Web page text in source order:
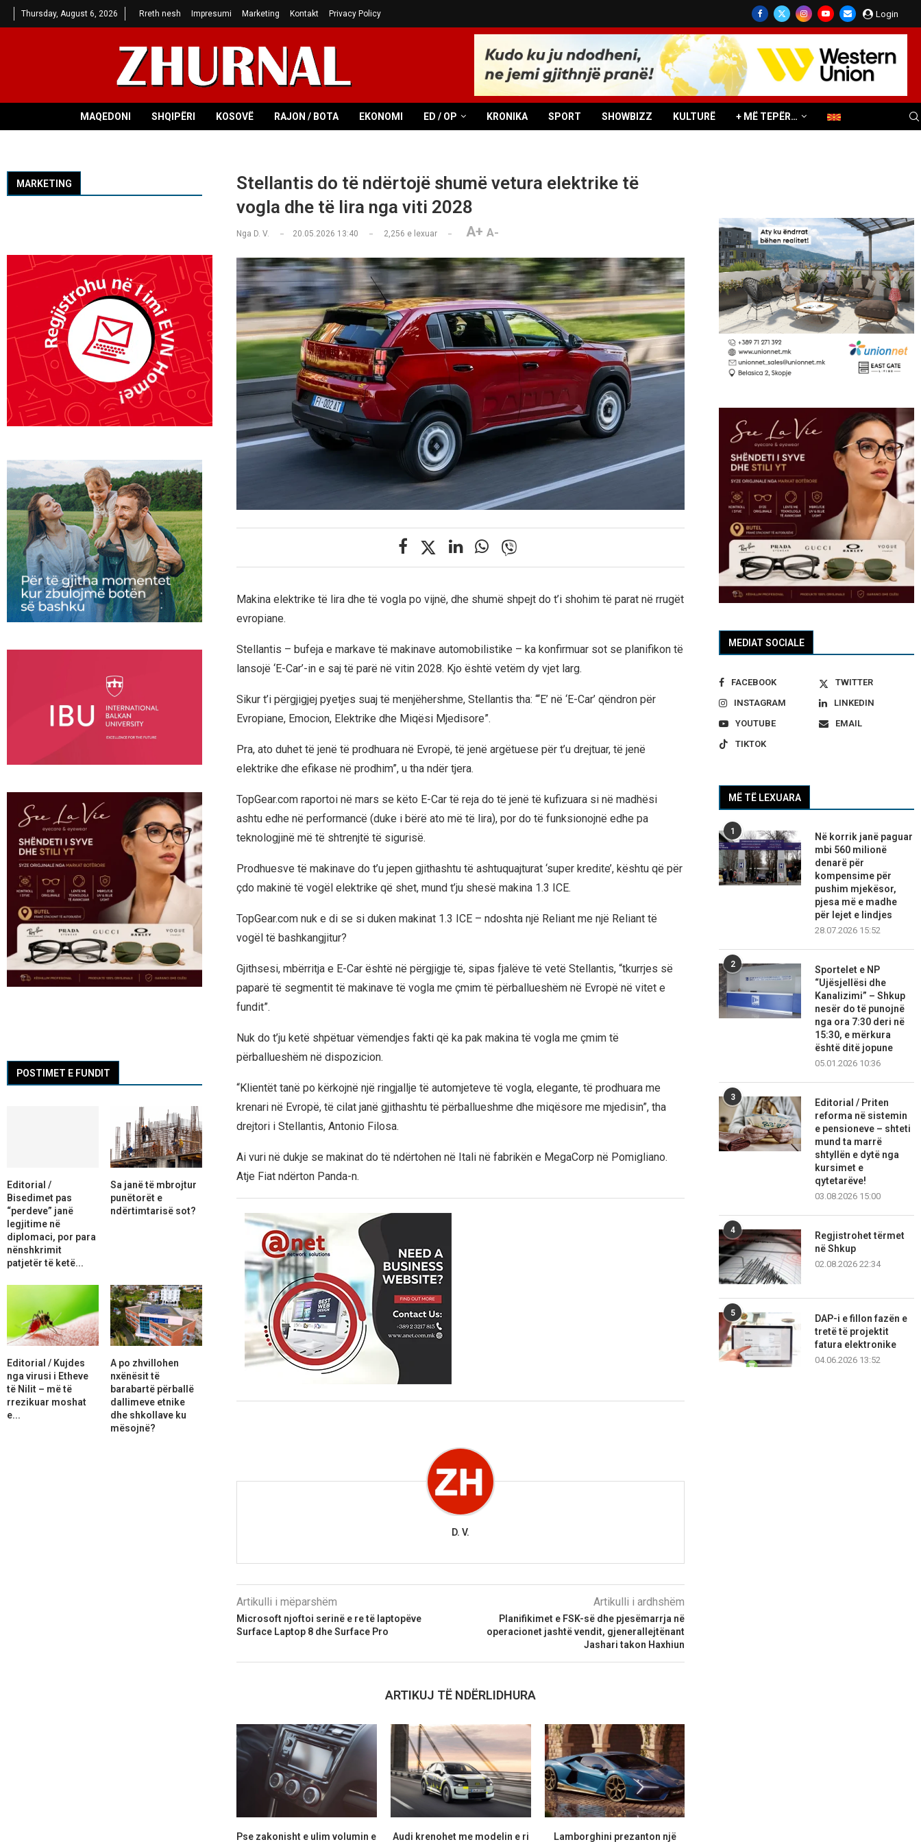
Thursday, August 6, 2026 Rreth nesh Impresumi Marketing Kontakt Privacy Policy Login
MAQEDONI SHQIPËRI KOSOVË RAJON / BOTA EKONOMI ED / OP KRONIKA SPORT SHOWBIZZ KULTURË + MË TEPËR…
Stellantis do të ndërtojë shumë vetura elektrike të
vogla dhe të lira nga viti 2028
Nga D. V. 20.05.2026 13:40 2,256 e lexuar A+ A-
Makina elektrike të lira dhe të vogla po vijnë, dhe shumë shpejt do t’i shohim të parat në rrugët
evropiane.
Stellantis – bufeja e markave të makinave automobilistike – ka konfirmuar sot se planifikon të
lansojë ‘E-Car’-in e saj të parë në vitin 2028. Kjo është vetëm dy vjet larg.
Sikur t’i përgjigjej pyetjes suaj të menjëhershme, Stellantis tha: “‘E’ në ‘E-Car’ qëndron për
Evropiane, Emocion, Elektrike dhe Miqësi Mjedisore”.
Pra, ato duhet të jenë të prodhuara në Evropë, të jenë argëtuese për t’u drejtuar, të jenë
elektrike dhe efikase në prodhim”, u tha ndër tjera.
TopGear.com raportoi në mars se këto E-Car të reja do të jenë të kufizuara si në madhësi
ashtu edhe në performancë (duke i bërë ato më të lira), por do të funksionojnë edhe pa
teknologjinë më të shtrenjtë të sigurisë.
Prodhuesve të makinave do t’u jepen gjithashtu të ashtuquajturat ‘super kredite’, kështu që për
çdo makinë të vogël elektrike që shet, mund t’ju shesë makina 1.3 ICE.
TopGear.com nuk e di se si duken makinat 1.3 ICE – ndoshta një Reliant me një Reliant të
vogël të bashkangjitur?
Gjithsesi, mbërritja e E-Car është në përgjigje të, sipas fjalëve të vetë Stellantis, “tkurrjes së
paparë të segmentit të makinave të vogla me çmim të përballueshëm në Evropë në vitet e
fundit”.
Nuk do t’ju ketë shpëtuar vëmendjes fakti që ka pak makina të vogla me çmim të
përballueshëm në dispozicion.
“Klientët tanë po kërkojnë një ringjallje të automjeteve të vogla, elegante, të prodhuara me
krenari në Evropë, të cilat janë gjithashtu të përballueshme dhe miqësore me mjedisin”, tha
drejtori i Stellantis, Antonio Filosa.
Ai vuri në dukje se makinat do të ndërtohen në Itali në fabrikën e MegaCorp në Pomigliano.
Atje Fiat ndërton Panda-n.
D. V.
Artikulli i mëparshëm
Microsoft njoftoi serinë e re të laptopëve
Surface Laptop 8 dhe Surface Pro
Artikulli i ardhshëm
Planifikimet e FSK-së dhe pjesëmarrja në
operacionet jashtë vendit, gjenerallejtënant
Jashari takon Haxhiun
ARTIKUJ TË NDËRLIDHURA
Pse zakonisht e ulim volumin e
Audi krenohet me modelin e ri
Lamborghini prezanton një
MEDIAT SOCIALE
FACEBOOK
TWITTER
INSTAGRAM
LINKEDIN
YOUTUBE
EMAIL
TIKTOK
MË TË LEXUARA
1
Në korrik janë paguar
mbi 560 milionë
denarë për
kompensime për
pushim mjekësor,
pjesa më e madhe
për lejet e lindjes
28.07.2026 15:52
2
Sportelet e NP
“Ujësjellësi dhe
Kanalizimi” – Shkup
nesër do të punojnë
nga ora 7:30 deri në
15:30, e mërkura
është ditë jopune
05.01.2026 10:36
3
Editorial / Priten
reforma në sistemin
e pensioneve – shteti
mund ta marrë
shtyllën e dytë nga
kursimet e
qytetarëve!
03.08.2026 15:00
4
Regjistrohet tërmet
në Shkup
02.08.2026 22:34
5
DAP-i e fillon fazën e
tretë të projektit
fatura elektronike
04.06.2026 13:52
MARKETING
POSTIMET E FUNDIT
Editorial /
Bisedimet pas
“perdeve” janë
legjitime në
diplomaci, por para
nënshkrimit
patjetër të ketë...
Sa janë të mbrojtur
punëtorët e
ndërtimtarisë sot?
Editorial / Kujdes
nga virusi i Etheve
të Nilit – më të
rrezikuar moshat
e...
A po zhvillohen
nxënësit të
barabartë përballë
dallimeve etnike
dhe shkollave ku
mësojnë?